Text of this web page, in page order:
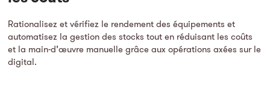
Rationalisez et vérifiez le rendement des équipements et
automatisez la gestion des stocks tout en réduisant les coûts
et la main-d’œuvre manuelle grâce aux opérations axées sur le
digital.